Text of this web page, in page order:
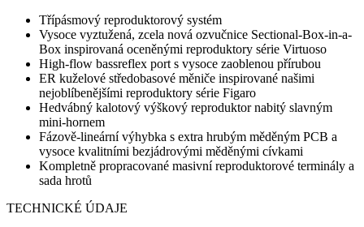
Třípásmový reproduktorový systém
Vysoce vyztužená, zcela nová ozvučnice Sectional-Box-in-a-
Box inspirovaná oceněnými reproduktory série Virtuoso
High-flow bassreflex port s vysoce zaoblenou přírubou
ER kuželové středobasové měniče inspirované našimi
nejoblíbenějšími reproduktory série Figaro
Hedvábný kalotový výškový reproduktor nabitý slavným
mini-hornem
Fázově-lineární výhybka s extra hrubým měděným PCB a
vysoce kvalitními bezjádrovými měděnými cívkami
Kompletně propracované masivní reproduktorové terminály a
sada hrotů
TECHNICKÉ ÚDAJE